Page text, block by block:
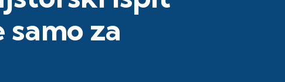
za